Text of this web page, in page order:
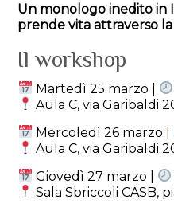
Un monologo inedito in
prende vita attraverso
Il workshop
Martedì 25 marzo |
Aula C, via Garibaldi
Mercoledì 26 marzo |
Aula C, via Garibaldi
Giovedì 27 marzo |
Sala Sbriccoli CASB,